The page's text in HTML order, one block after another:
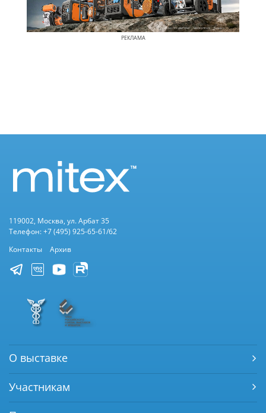
РЕКЛАМА
119002, Москва, ул. Арбат 35
Телефон: +7 (495) 925-65-61/62
Контакты
Архив
О выставке
Участникам